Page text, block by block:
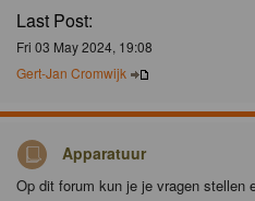
Last Post:
Fri 03 May 2024, 19:08
Gert-Jan Cromwijk
Apparatuur
Op dit forum kun je je vragen stellen